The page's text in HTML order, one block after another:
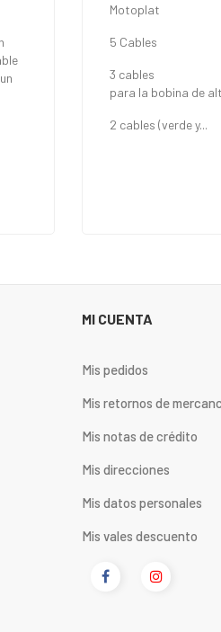
Motoplat
5 Cables
3 cables
para la bobina de
2 cables (verde y...
MI CUENTA
Mis pedidos
Mis retornos de
Mis notas de crédito
Mis direcciones
Mis datos personales
Mis vales descuento